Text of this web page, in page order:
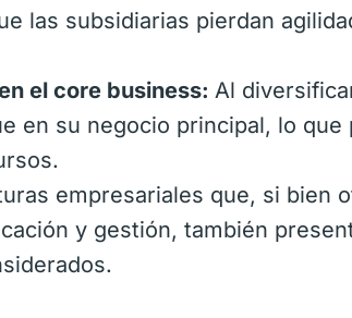
las subsidiarias pierdan
el core business: Al
en su negocio principal, lo
empresariales que, si bien
y gestión, también